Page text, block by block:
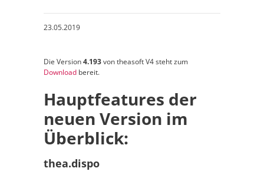
23.05.2019
Die Version4.193von theasoft V4 steht zum
Download bereit.
Hauptfeatures der
neuen Version im
Überblick:
thea.dispo